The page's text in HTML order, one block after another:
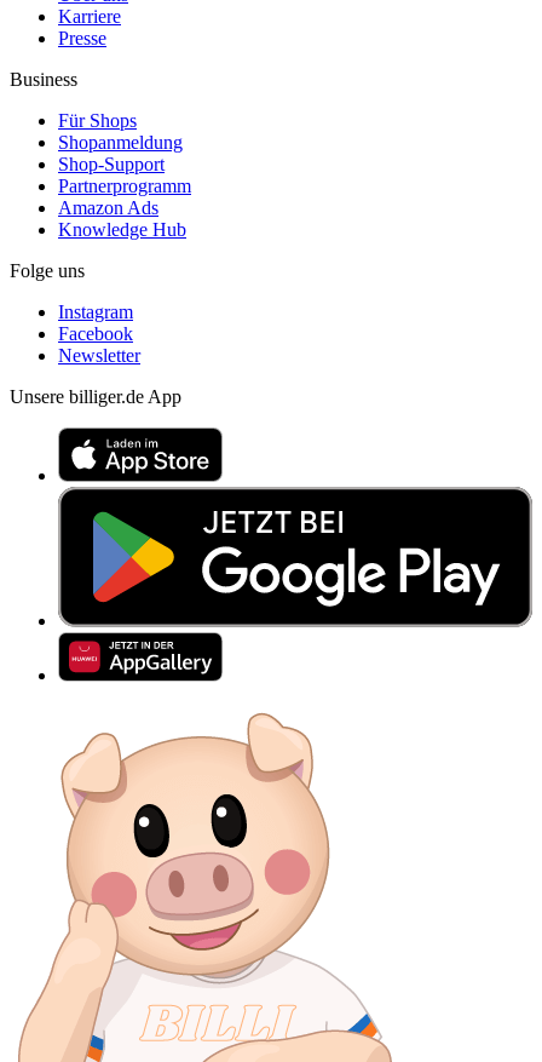
Karriere
Presse
Business
Für Shops
Shopanmeldung
Shop-Support
Partnerprogramm
Amazon Ads
Knowledge Hub
Folge uns
Instagram
Facebook
Newsletter
Unsere billiger.de App